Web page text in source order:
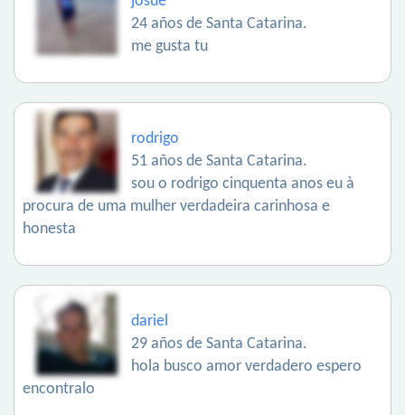
24 años de Santa Catarina.
me gusta tu
rodrigo
51 años de Santa Catarina.
sou o rodrigo cinquenta anos eu à
procura de uma mulher verdadeira carinhosa e
honesta
dariel
29 años de Santa Catarina.
hola busco amor verdadero espero
encontralo